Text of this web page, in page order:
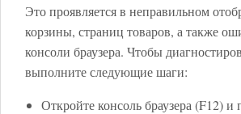
Это проявляется в неправильном
корзины, страниц товаров, а также
консоли браузера. Чтобы
выполните следующие шаги:
Откройте консоль браузера (F12) и